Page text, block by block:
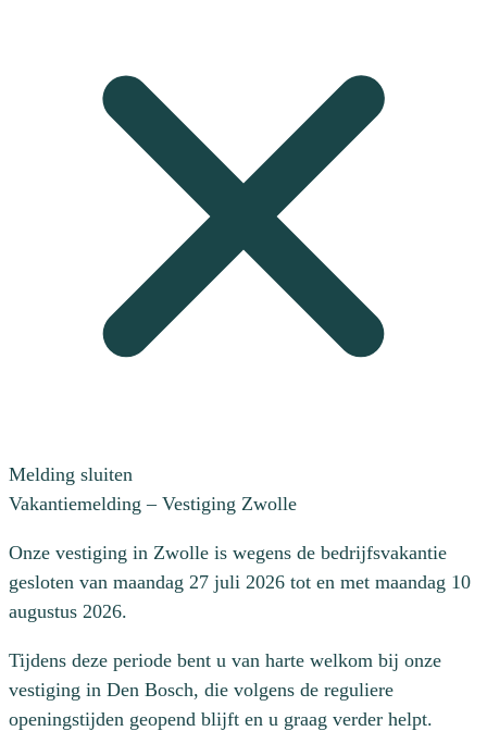
Melding sluiten
Vakantiemelding – Vestiging Zwolle
Onze vestiging in Zwolle is wegens de bedrijfsvakantie
gesloten van maandag 27 juli 2026 tot en met maandag 10
augustus 2026.
Tijdens deze periode bent u van harte welkom bij onze
vestiging in Den Bosch, die volgens de reguliere
openingstijden geopend blijft en u graag verder helpt.